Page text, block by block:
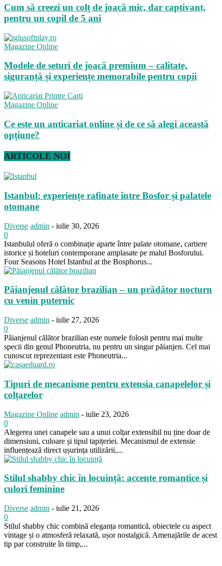
Cum să creezi un colț de joacă mic, dar captivant,
pentru un copil de 5 ani
Magazine Online
Modele de seturi de joacă premium – calitate,
siguranță și experiențe memorabile pentru copii
Magazine Online
Ce este un anticariat online și de ce să alegi această
opțiune?
ARTICOLE NOI
Istanbul: experiențe rafinate între Bosfor și palatele
otomane
Diverse admin - iulie 30, 2026
0
Istanbulul oferă o combinație aparte între palate otomane, cartiere
istorice și hoteluri contemporane amplasate pe malul Bosforului.
Four Seasons Hotel Istanbul at the Bosphorus...
Păianjenul călător brazilian – un prădător nocturn
cu venin puternic
Diverse admin - iulie 27, 2026
0
Păianjenul călător brazilian este numele folosit pentru mai multe
specii din genul Phoneutria, nu pentru un singur păianjen. Cel mai
cunoscut reprezentant este Phoneutria...
Tipuri de mecanisme pentru extensia canapelelor și
colțarelor
Magazine Online admin - iulie 23, 2026
0
Alegerea unei canapele sau a unui colțar extensibil nu ține doar de
dimensiuni, culoare și tipul tapițeriei. Mecanismul de extensie
influențează direct ușurința utilizării,...
Stilul shabby chic în locuință: accente romantice și
culori feminine
Diverse admin - iulie 21, 2026
0
Stilul shabby chic combină eleganța romantică, obiectele cu aspect
vintage și o atmosferă relaxată, ușor nostalgică. Amenajările de acest
tip par construite în timp,...